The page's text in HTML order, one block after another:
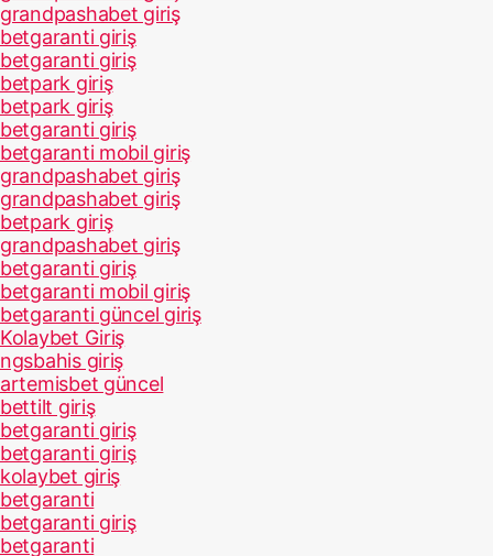
grandpashabet giriş
betgaranti giriş
betgaranti giriş
betpark giriş
betpark giriş
betgaranti giriş
betgaranti mobil giriş
grandpashabet giriş
grandpashabet giriş
betpark giriş
grandpashabet giriş
betgaranti giriş
betgaranti mobil giriş
betgaranti güncel giriş
Kolaybet Giriş
ngsbahis giriş
artemisbet güncel
bettilt giriş
betgaranti giriş
betgaranti giriş
kolaybet giriş
betgaranti
betgaranti giriş
betgaranti